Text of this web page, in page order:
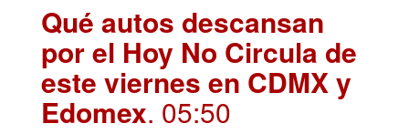
Qué autos descansan
por el Hoy No Circula de
este viernes en CDMX y
Edomex. 05:50